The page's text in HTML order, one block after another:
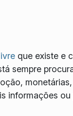
que existe e
sempre
informações